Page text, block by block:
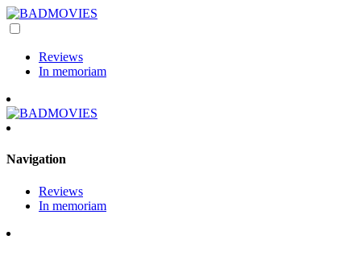
Reviews
In memoriam
Navigation
Reviews
In memoriam